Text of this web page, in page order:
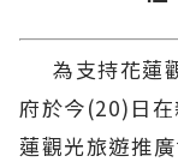
為支持花蓮
府於今(20)日
蓮觀光旅遊推